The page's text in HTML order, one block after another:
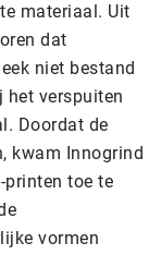
materiaal. Uit
dat
niet bestand
het verspuiten
Doordat de
kwam Innogrind
printen toe te
vormen